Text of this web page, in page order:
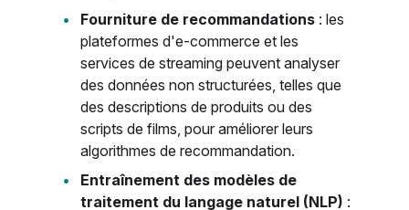
Fourniture de recommandations: les
plateformes d'e-commerce et les
services de streaming peuvent analyser
des données non structurées, telles que
des descriptions de produits ou des
scripts de films, pour améliorer leurs
algorithmes de recommandation.
Entraînement des modèles de
traitement du langage naturel (NLP) :